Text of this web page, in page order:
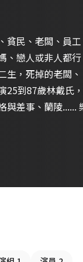
貧民、老闆、員
。 演過和尚、鬧鐘、明星、
生，死掉的老闆
到87歲林戴氏，
從戲劇磨練聲音肢體、身心合